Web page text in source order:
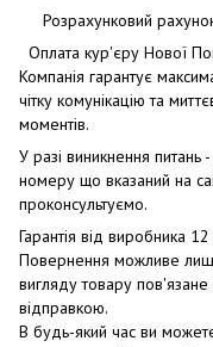
Розрахунковий рахунок
Оплата кур'єру Нової
Компанія гарантує
чітку комунікацію та
моментів.
У разі виникнення
номеру що вказаний на
проконсультуємо.
Гарантія від виробника
Повернення можливе
вигляду товару
відправкою.
В будь-який час ви